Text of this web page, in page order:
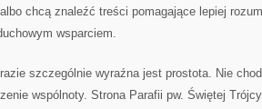
chcą znaleźć treści pomagające lepiej
wsparciem.
szczególnie wyraźna jest prostota. Nie
wspólnoty. Strona Parafii pw. Świętej